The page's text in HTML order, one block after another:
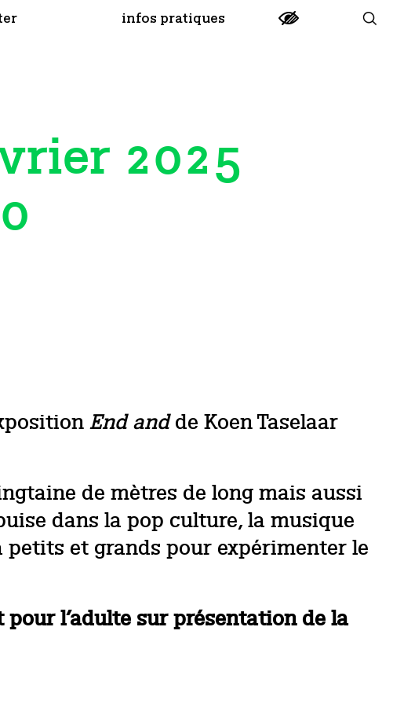
infos pratiques
2025
End andde Koen Taselaar
de mètres de long mais aussi
dans la pop culture, la musique
et grands pour expérimenter le
l’adulte sur présentation de la